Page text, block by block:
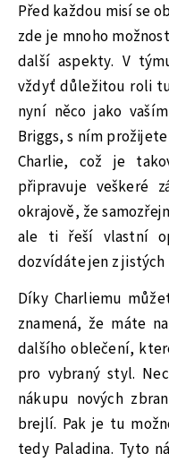
Před každou misí se
zde je mnoho
další aspekty. V
vždyť důležitou roli
nyní něco jako
Briggs, s ním
Charlie, což je
připravuje veškeré
okrajově, že
ale ti řeší vlastní
dozvídáte jen z jistých
Díky Charliemu
znamená, že máte
dalšího oblečení,
pro vybraný styl.
nákupu nových
brejlí. Pak je tu
tedy Paladina. Tyto